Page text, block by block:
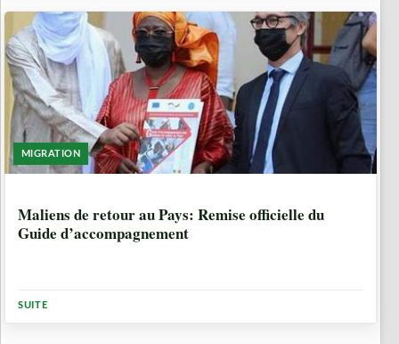
MIGRATION
Maliens de retour au Pays: Remise officielle du
Guide d’accompagnement
SUITE